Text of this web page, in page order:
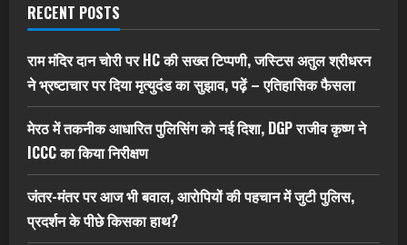
RECENT POSTS
राम मंदिर दान चोरी पर HC की सख्त टिप्पणी, जस्टिस अतुल श्रीधरन
ने भ्रष्टाचार पर द‍िया मृत्युदंड का सुझाव, पढ़ें – एत‍िहास‍िक फैसला
मेरठ में तकनीक आधारित पुलिसिंग को नई दिशा, DGP राजीव कृष्ण ने
ICCC का किया निरीक्षण
जंतर-मंतर पर आज भी बवाल, आरोपियों की पहचान में जुटी पुलिस,
प्रदर्शन के पीछे किसका हाथ?